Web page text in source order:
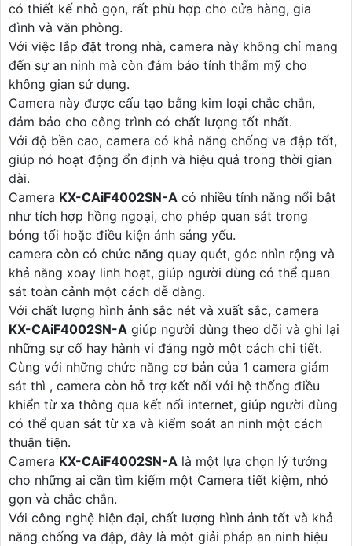
có thiết kế nhỏ gọn, rất phù hợp cho cửa hàng, gia
đình và văn phòng.
Với việc lắp đặt trong nhà, camera này không chỉ mang
đến sự an ninh mà còn đảm bảo tính thẩm mỹ cho
không gian sử dụng.
Camera này được cấu tạo bằng kim loại chắc chắn,
đảm bảo cho công trình có chất lượng tốt nhất.
Với độ bền cao, camera có khả năng chống va đập tốt,
giúp nó hoạt động ổn định và hiệu quả trong thời gian
dài.
Camera KX-CAiF4002SN-A có nhiều tính năng nổi bật
như tích hợp hồng ngoại, cho phép quan sát trong
bóng tối hoặc điều kiện ánh sáng yếu.
camera còn có chức năng quay quét, góc nhìn rộng và
khả năng xoay linh hoạt, giúp người dùng có thể quan
sát toàn cảnh một cách dễ dàng.
Với chất lượng hình ảnh sắc nét và xuất sắc, camera
KX-CAiF4002SN-A giúp người dùng theo dõi và ghi lại
những sự cố hay hành vi đáng ngờ một cách chi tiết.
Cùng với những chức năng cơ bản của 1 camera giám
sát thì , camera còn hỗ trợ kết nối với hệ thống điều
khiển từ xa thông qua kết nối internet, giúp người dùng
có thể quan sát từ xa và kiểm soát an ninh một cách
thuận tiện.
Camera KX-CAiF4002SN-A là một lựa chọn lý tưởng
cho những ai cần tìm kiếm một Camera tiết kiệm, nhỏ
gọn và chắc chắn.
Với công nghệ hiện đại, chất lượng hình ảnh tốt và khả
năng chống va đập, đây là một giải pháp an ninh hiệu